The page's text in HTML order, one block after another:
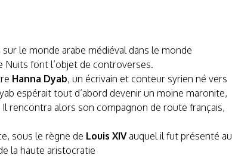
le monde arabe médiéval dans le monde
Nuits font l’objet de controverses.
Hanna Dyab, un écrivain et conteur syrien né vers
espérait tout d’abord devenir un moine maronite,
rencontra alors son compagnon de route français,
sous le règne de Louis XIVauquel il fut présenté au
la haute aristocratie